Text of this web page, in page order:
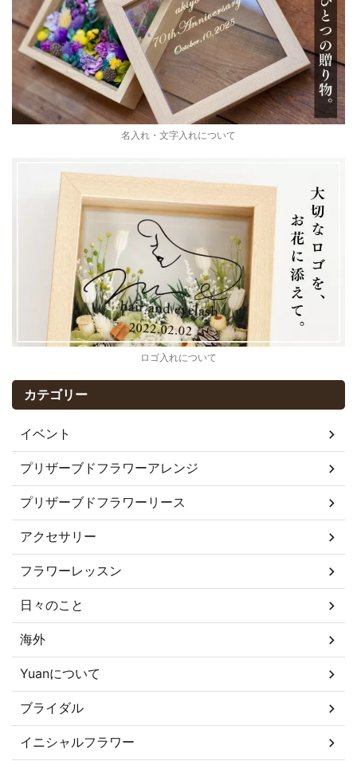
名入れ・文字入れについて
ロゴ入れについて
カテゴリー
イベント
プリザーブドフラワーアレンジ
プリザーブドフラワーリース
アクセサリー
フラワーレッスン
日々のこと
海外
Yuanについて
ブライダル
イニシャルフラワー